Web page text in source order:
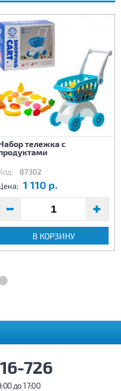
тележка с
87302
1 110 р.
В КОРЗИНУ
726
до 17:00